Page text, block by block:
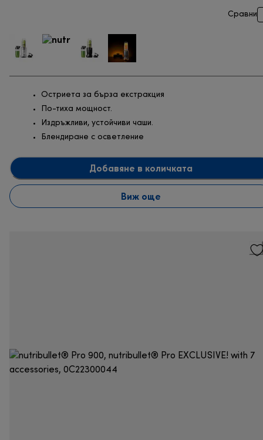
Сравни
Остриета за бърза екстракция
По-тиха мощност.
Издръжливи, устойчиви чаши.
Блендиране с осветление
Добавяне в количката
Виж още